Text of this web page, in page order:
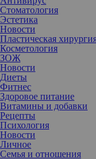
Стоматология
Эстетика
Новости
Пластическая
Косметология
ЗОЖ
Новости
Диеты
Фитнес
Здоровое питание
Витамины и добавки
Рецепты
Психология
Новости
Личное
Семья и отношения